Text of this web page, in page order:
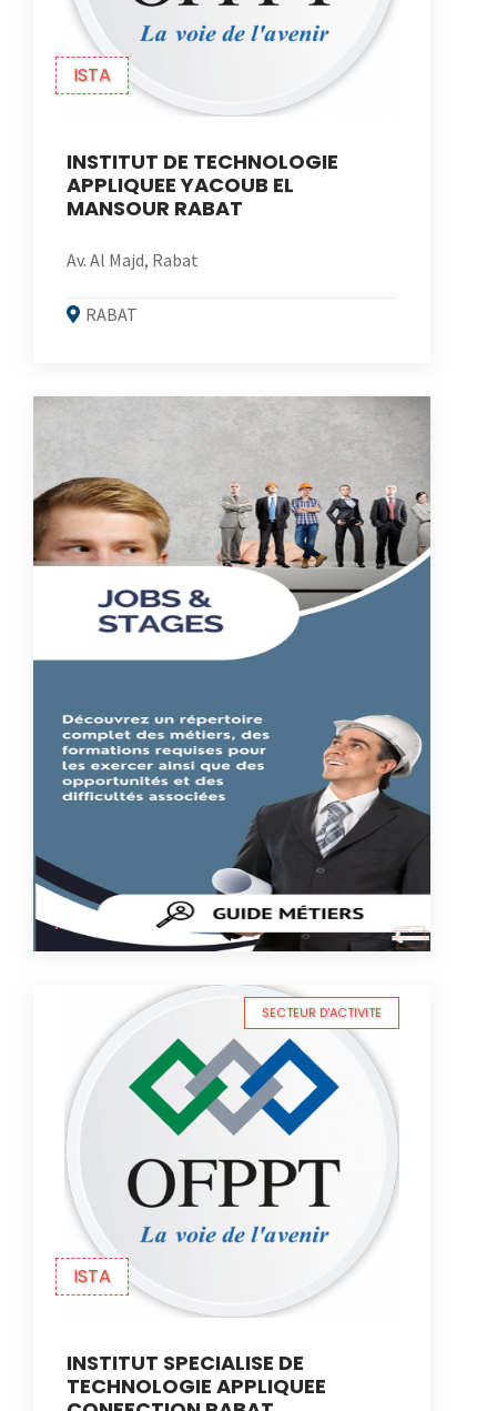
ISTA
INSTITUT DE TECHNOLOGIE
APPLIQUEE YACOUB EL
MANSOUR RABAT
Av. Al Majd, Rabat
RABAT
ISTA
SECTEUR D'ACTIVITE
INSTITUT SPECIALISE DE
TECHNOLOGIE APPLIQUEE